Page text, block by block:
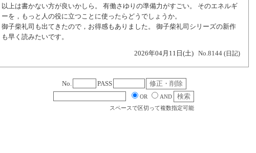
以上は書かない方が良いかしら。 有働さゆりの準備力がすごい。 そのエネルギ
ーを，もっと人の役に立つことに使ったらどうでしょうか。
御子柴礼司も出てきたので，お得感もありました。 御子柴礼司シリーズの新作
も早く読みたいです。
2026年04月11日(土) No.8144 (日記)
No. PASS
OR
AND
スペースで区切って複数指定可能